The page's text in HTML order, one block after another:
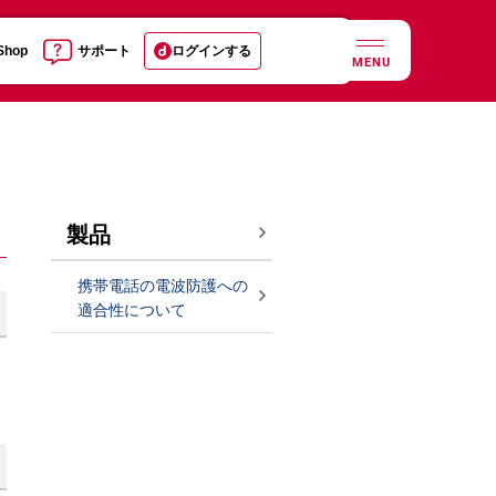
サポート ログインする
MENU
製品
携帯電話の電波防護への
適合性について